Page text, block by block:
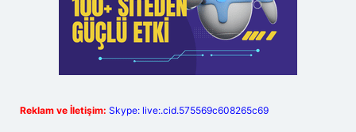
Reklam ve İletişim: Skype: live:.cid.575569c608265c69